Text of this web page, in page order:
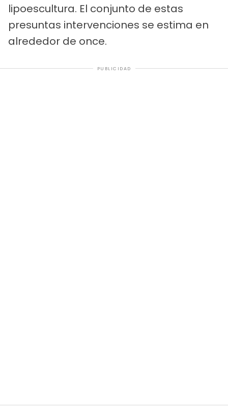
lipoescultura. El conjunto de estas
presuntas intervenciones se estima en
alrededor de once.
PUBLICIDAD